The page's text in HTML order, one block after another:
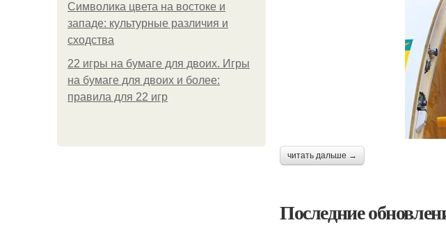
Символика цвета на востоке и
западе: культурные различия и
сходства
22 игры на бумаге для двоих. Игры
на бумаге для двоих и более:
правила для 22 игр
читать дальше →
Последние